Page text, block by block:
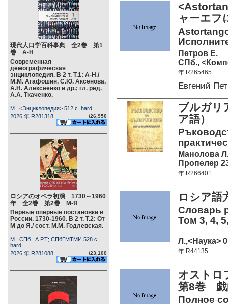
現代人口学百科事典 全2巻 第1
巻 А-Н
Современная
демографическая
энциклопедия. В 2 т. Т.1: А-Н./
М.М. Агафошин, С.Ю. Аксенова,
А.Н. Алексеенко и др.; гл. ред.
А.А. Ткаченко.
М., <Энциклопедия> 512 c. hard
2026 年 R281318
\26,950
ロシアのオペラ初演 1730～1960
年 全2巻 第2巻 М-Я
Первые оперные постановки в
России. 1730-1960. В 2 т. Т.2: От
М до Я./ сост. М.М. Годлевская.
М.: СПб., А.Р.Т; СПбГМТМИ 528 c.
hard
2026 年 R281088
\23,100
ャーエフ
Петров Е.
СПб.,
年 R265465
Евгений
ブルガリ
ア語）
Манолова
Пропелер
年 R266401
ロシア語
Словарь
Том 3, 4,
Л.,<Наука>
年 R44135
オスト
第8巻 戯
Полное